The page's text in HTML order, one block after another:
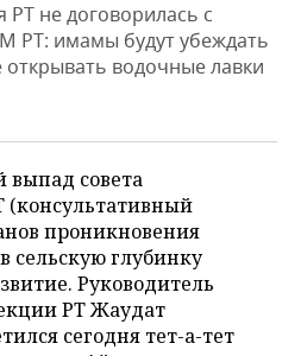
ПФО
РТ не договорилась с
РТ: имамы будут убеждать
водочные лавки
выпад совета
(консультативный
проникновения
сельскую глубинку
Руководитель
РТ Жаудат
сегодня тет-а-тет